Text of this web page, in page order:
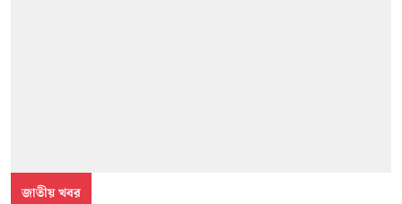
জাতীয় খবর